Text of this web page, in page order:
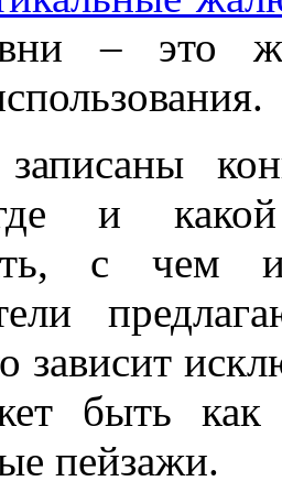
– это
и
с чем
зависит
быть как
пейзажи.